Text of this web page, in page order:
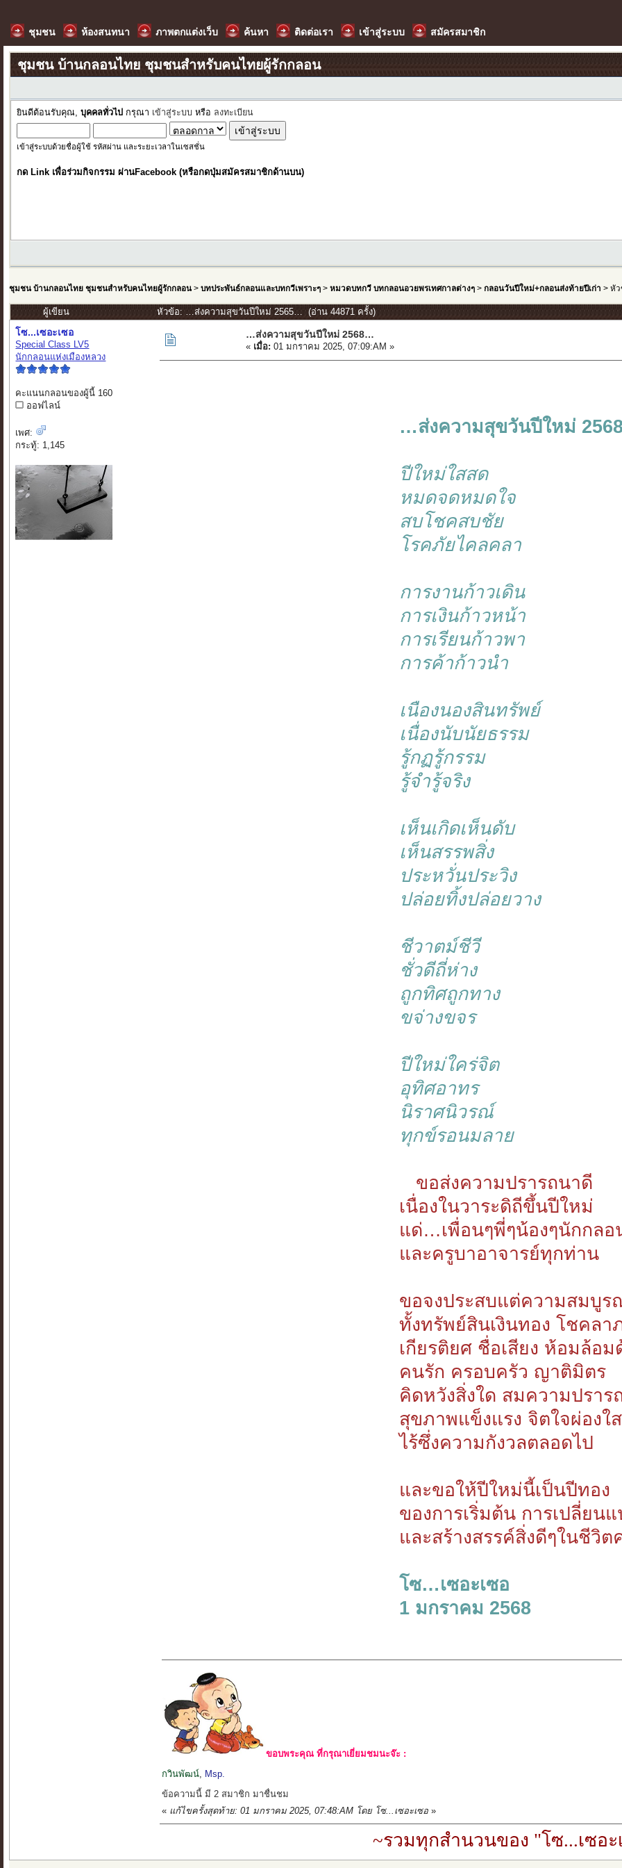
ชุมชน ห้องสนทนา ภาพตกแต่งเว็บ ค้นหา ติดต่อเรา เข้าสู่ระบบ สมัครสมาชิก
ชุมชน บ้านกลอนไทย ชุมชนสำหรับคนไทยผู้รักกลอน
ยินดีต้อนรับคุณ,บุคคลทั่วไป กรุณา เข้าสู่ระบบ หรือ ลงทะเบียน
เข้าสู่ระบบด้วยชื่อผู้ใช้ รหัสผ่าน และระยะเวลาในเซสชั่น
กด Link เพื่อร่วมกิจกรรม ผ่านFacebook (หรือกดปุ่มสมัครสมาชิกด้านบน)
ชุมชน บ้านกลอนไทย ชุมชนสำหรับคนไทยผู้รักกลอน >บทประพันธ์กลอนและบทกวีเพราะๆ >หมวดบทกวี บทกลอนอวยพรเทศกาลต่างๆ >กลอนวันปีใหม่+กลอนส่งท้ายปีเก่า > หั
ผู้เขียน หัวข้อ: …ส่งความสุขวันปีใหม่ 2565… (อ่าน 44871 ครั้ง)
โซ...เซอะเซอ
Special Class LV5
นักกลอนแห่งเมืองหลวง
คะแนนกลอนของผู้นี้ 160
ออฟไลน์
เพศ:
กระทู้: 1,145
…ส่งความสุขวันปีใหม่ 2568…
« เมื่อ: 01 มกราคม 2025, 07:09:AM »
…ส่งความสุขวันปีใหม่
ปีใหม่ใสสด
หมดจดหมดใจ
สบโชคสบชัย
โรคภัยไคลคลา
การงานก้าวเดิน
การเงินก้าวหน้า
การเรียนก้าวพา
การค้าก้าวนำ
เนืองนองสินทรัพย์
เนื่องนับนัยธรรม
รู้กฏรู้กรรม
รู้จำรู้จริง
เห็นเกิดเห็นดับ
เห็นสรรพสิ่ง
ประหวั่นประวิง
ปล่อยทิ้งปล่อยวาง
ชีวาตม์ชีวี
ชั่วดีถี่ห่าง
ถูกทิศถูกทาง
ขจ่างขจร
ปีใหม่ใคร่จิต
อุทิศอาทร
นิราศนิวรณ์
ทุกข์รอนมลาย
ขอส่งความปรารถนาดี
เนื่องในวาระดิถีขึ้นปีใหม่
แด่…เพื่อนๆพี่ๆน้องๆนักกลอ
และครูบาอาจารย์ทุกท่าน
ขอจงประสบแต่ความสมบู
ทั้งทรัพย์สินเงินทอง โชคลา
เกียรติยศ ชื่อเสียง ห้อมล้อม
คนรัก ครอบครัว ญาติมิตร
คิดหวังสิ่งใด สมความปราร
สุขภาพแข็งแรง จิตใจผ่องใส
ไร้ซึ่งความกังวลตลอดไป
และขอให้ปีใหม่นี้เป็นปีทอง
ของการเริ่มต้น การเปลี่ยนแ
และสร้างสรรค์สิ่งดีๆในชีวิ
โซ…เซอะเซอ
1 มกราคม 2568
ขอบพระคุณ ที่กรุณาเยี่ยมชมนะจ๊ะ :
กวินพัฒน์ Msp.
ข้อความนี้ มี 2 สมาชิก มาชื่นชม
« แก้ไขครั้งสุดท้าย: 01 มกราคม 2025, 07:48:AM โดย โซ...เซอะเซอ »
~รวมทุกสำนวนของ "โซ...เซอ